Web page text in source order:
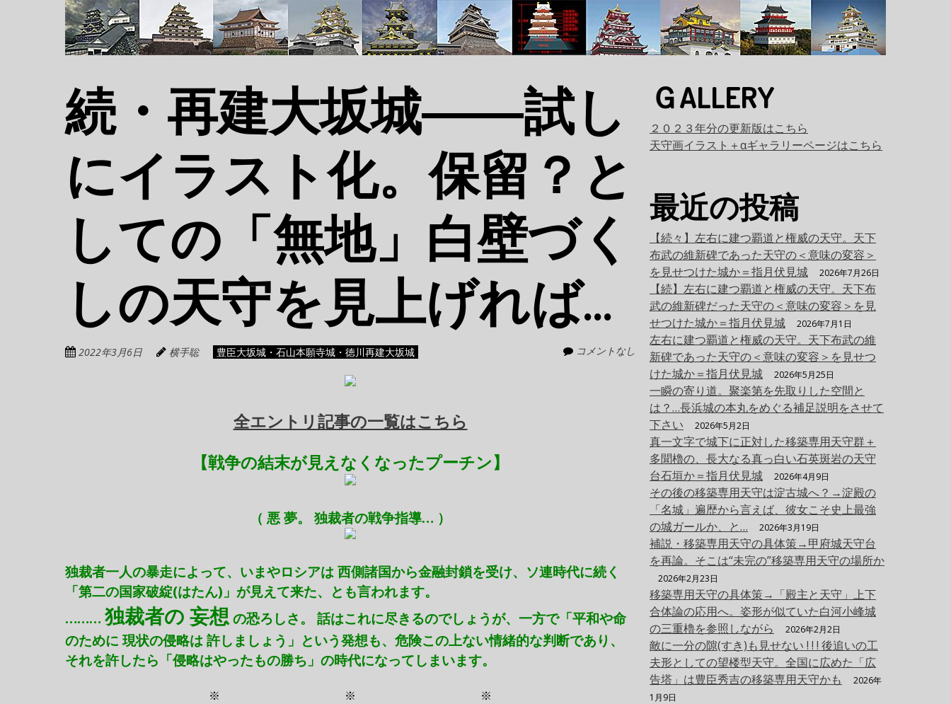
続・再建大坂城――試し
にイラスト化。保留？と
しての「無地」白壁づく
しの天守を見上げれば…
2022年3月6日 横手聡 豊臣大坂城・石山本願寺城・徳川再建大坂城 コメントなし
全エントリ記事の一覧はこちら
【戦争の結末が見えなくなったプーチン】
（ 悪 夢。 独裁者の戦争指導… ）
独裁者一人の暴走によって、いまやロシアは 西側諸国から金融封鎖を受け、ソ連時代に続く
「第二の国家破綻(はたん)」が見えて来た、とも言われます。
……… 独裁者の 妄想の恐ろしさ。 話はこれに尽きるのでしょうが、一方で「平和や命
のために 現状の侵略は 許しましょう」という発想も、危険この上ない情緒的な判断であり、
それを許したら「侵略はやったもの勝ち」の時代になってしまいます。
※ ※ ※
ＧALLERY
２０２３年分の更新版はこちら
天守画イラスト＋αギャラリーページはこちら
最近の投稿
【続々】左右に建つ覇道と権威の天守。天下
布武の維新碑であった天守の＜意味の変容＞
を見せつけた城か＝指月伏見城
2026年7月26日
【続】左右に建つ覇道と権威の天守。天下布
武の維新碑だった天守の＜意味の変容＞を見
せつけた城か＝指月伏見城
2026年7月1日
左右に建つ覇道と権威の天守。天下布武の維
新碑であった天守の＜意味の変容＞を見せつ
けた城か＝指月伏見城
2026年5月25日
一瞬の寄り道。聚楽第を先取りした空間と
は？…長浜城の本丸をめぐる補足説明をさせて
下さい
2026年5月2日
真一文字で城下に正対した移築専用天守群＋
多聞櫓の、長大なる真っ白い石英斑岩の天守
台石垣か＝指月伏見城
2026年4月9日
その後の移築専用天守は淀古城へ？→淀殿の
「名城」遍歴から言えば、彼女こそ史上最強
の城ガールか、と…
2026年3月19日
補説・移築専用天守の具体策→甲府城天守台
を再論。そこは“未完の”移築専用天守の場所か
2026年2月23日
移築専用天守の具体策→「殿主と天守」上下
合体論の応用へ。姿形が似ていた白河小峰城
の三重櫓を参照しながら
2026年2月2日
敵に一分の隙(すき)も見せない ! ! ! 後追いの工
夫形としての望楼型天守。全国に広めた「広
告塔」は豊臣秀吉の移築専用天守かも
2026年
1月9日